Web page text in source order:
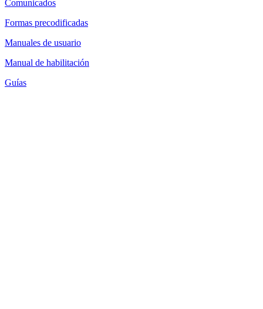
Comunicados
Formas precodificadas
Manuales de usuario
Manual de habilitación
Guías